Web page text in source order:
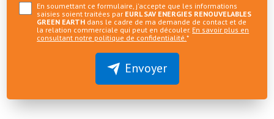
En soumettant ce formulaire, j'accepte que les informations
saisies soient traitées par EURL SAV ENERGIES RENOUVELABLES
GREEN EARTH dans le cadre de ma demande de contact et de
la relation commerciale qui peut en découler. En savoir plus en
consultant notre politique de confidentialité.*
Envoyer